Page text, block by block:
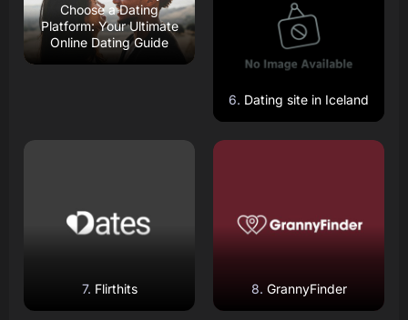
Choose a Dating
Platform: Your Ultimate
Online Dating Guide
Dating site in Iceland
Flirthits GrannyFinder